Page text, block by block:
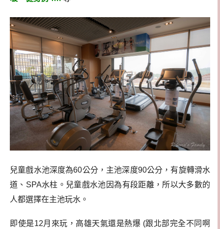
兒童戲水池深度為60公分，主池深度90公分，有旋轉滑水
道、SPA水柱。兒童戲水池因為有段距離，所以大多數的
人都選擇在主池玩水。
即使是12月來玩，高雄天氣還是熱爆 (跟北部完全不同啊